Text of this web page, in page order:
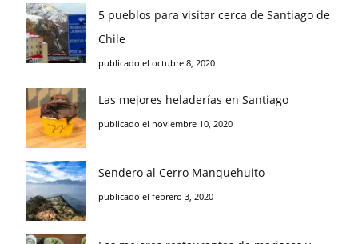
5 pueblos para visitar cerca de Santiago de
Chile
publicado el octubre 8, 2020
Las mejores heladerías en Santiago
publicado el noviembre 10, 2020
Sendero al Cerro Manquehuito
publicado el febrero 3, 2020